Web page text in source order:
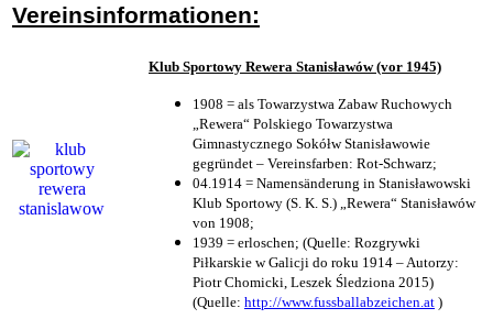
Vereinsinformationen:
Klub Sportowy Rewera Stanisławów (vor 1945)
1908 = als Towarzystwa Zabaw Ruchowych
„Rewera“ Polskiego Towarzystwa
Gimnastycznego Sokółw Stanisławowie
gegründet – Vereinsfarben: Rot-Schwarz;
04.1914 = Namensänderung in Stanisławowski
Klub Sportowy (S. K. S.) „Rewera“ Stanisławów
von 1908;
1939 = erloschen; (Quelle: Rozgrywki
Piłkarskie w Galicji do roku 1914 – Autorzy:
Piotr Chomicki, Leszek Śledziona 2015)
(Quelle: http://www.fussballabzeichen.at )